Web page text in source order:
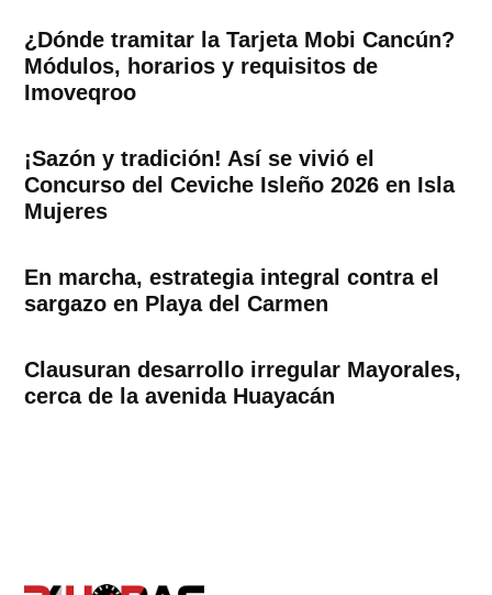
¿Dónde tramitar la Tarjeta Mobi Cancún?
Módulos, horarios y requisitos de
Imoveqroo
¡Sazón y tradición! Así se vivió el
Concurso del Ceviche Isleño 2026 en Isla
Mujeres
En marcha, estrategia integral contra el
sargazo en Playa del Carmen
Clausuran desarrollo irregular Mayorales,
cerca de la avenida Huayacán